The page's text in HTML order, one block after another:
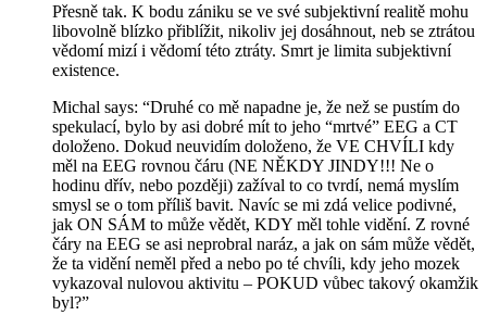
Přesně tak. K bodu zániku se ve své subjektivní realitě mohu
libovolně blízko přiblížit, nikoliv jej dosáhnout, neb se ztrátou
vědomí mizí i vědomí této ztráty. Smrt je limita subjektivní
existence.
Michal says: “Druhé co mě napadne je, že než se pustím do
spekulací, bylo by asi dobré mít to jeho “mrtvé” EEG a CT
doloženo. Dokud neuvidím doloženo, že VE CHVÍLI kdy
měl na EEG rovnou čáru (NE NĚKDY JINDY!!! Ne o
hodinu dřív, nebo později) zažíval to co tvrdí, nemá myslím
smysl se o tom příliš bavit. Navíc se mi zdá velice podivné,
jak ON SÁM to může vědět, KDY měl tohle vidění. Z rovné
čáry na EEG se asi neprobral naráz, a jak on sám může vědět,
že ta vidění neměl před a nebo po té chvíli, kdy jeho mozek
vykazoval nulovou aktivitu – POKUD vůbec takový okamžik
byl?”